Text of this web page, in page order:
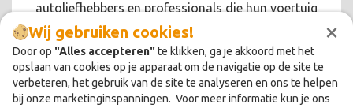
×
Wij gebruiken cookies!
Door op "Alles accepteren"te klikken, ga je akkoord met het
opslaan van cookies op je apparaat om de navigatie op de site te
verbeteren, het gebruik van de site te analyseren en ons te helpen
bij onze marketinginspanningen. Voor meer informatie kun je ons
autoliefhebbers en professionals die hun voertuig
efficiënt willen onderhouden.